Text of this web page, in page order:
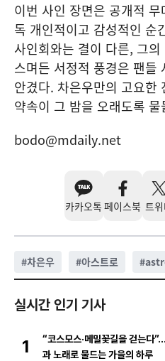
이번 사인 장면은 공개적
독 개인적이고 감성적인 순
사인회와는 결이 다른, 그
스며든 서정적 풍경은 팬들
안겼다. 차은우만의 고요한
약속이 그 밤을 오래도록 물
bodo@mdaily.net
카카오톡 페이스북 트위
#차은우 #아스트로 #
실시간 인기 기사
1
“코스모스·메밀꽃길을 걷는다
과 노래로 물드는 가을의 하루